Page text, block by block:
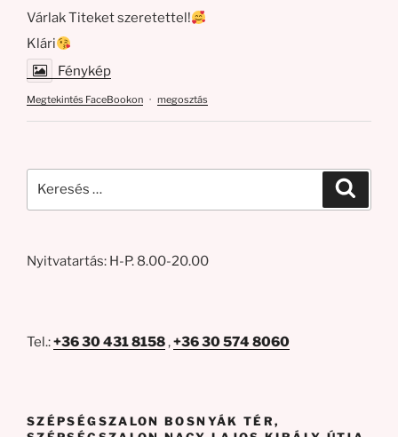
Várlak Titeket szeretettel!
Klári
Fénykép
Megtekintés FaceBookon · megosztás
Nyitvatartás: H-P. 8.00-20.00
Tel.:+36 30 431 8158,+36 30 574 8060
SZÉPSÉGSZALON BOSNYÁK TÉR,